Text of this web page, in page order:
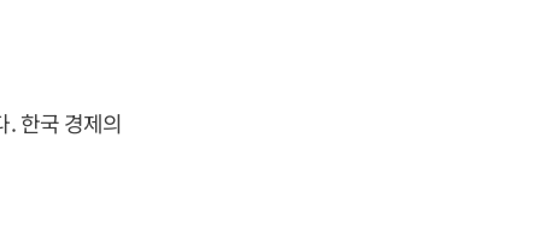
. 한국 경제의